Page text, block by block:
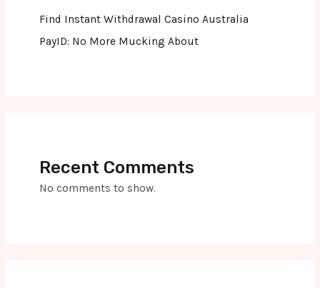
Find Instant Withdrawal Casino Australia
PayID: No More Mucking About
Recent Comments
No comments to show.